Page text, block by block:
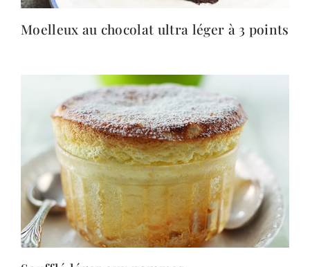
Moelleux au chocolat ultra léger à 3 points